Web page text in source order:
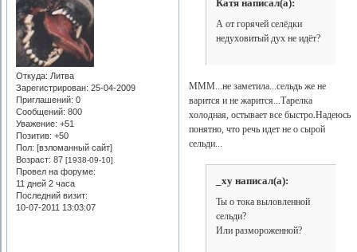
Откуда: Литва
Зарегистрирован: 25-04-2009
Приглашений: 0
Сообщений: 800
Уважение: +51
Позитив: +50
Пол: [взломанный сайт]
Возраст: 87[1938-09-10]
Провел на форуме:
11 дней 2 часа
Последний визит:
10-07-2011 13:03:07
Катя написал(а):
А от горячей селёдки
недуховитый дух не идёт?
МММ...не заметила...сельдь же не
варится и не жарится...Тарелка
холодная, остывает все быстро.Надеюсь
понятно, что речь идет не о сырой
сельди...
_xy написал(а):
Ты о тока выловленной
сельди?
Или размороженной?